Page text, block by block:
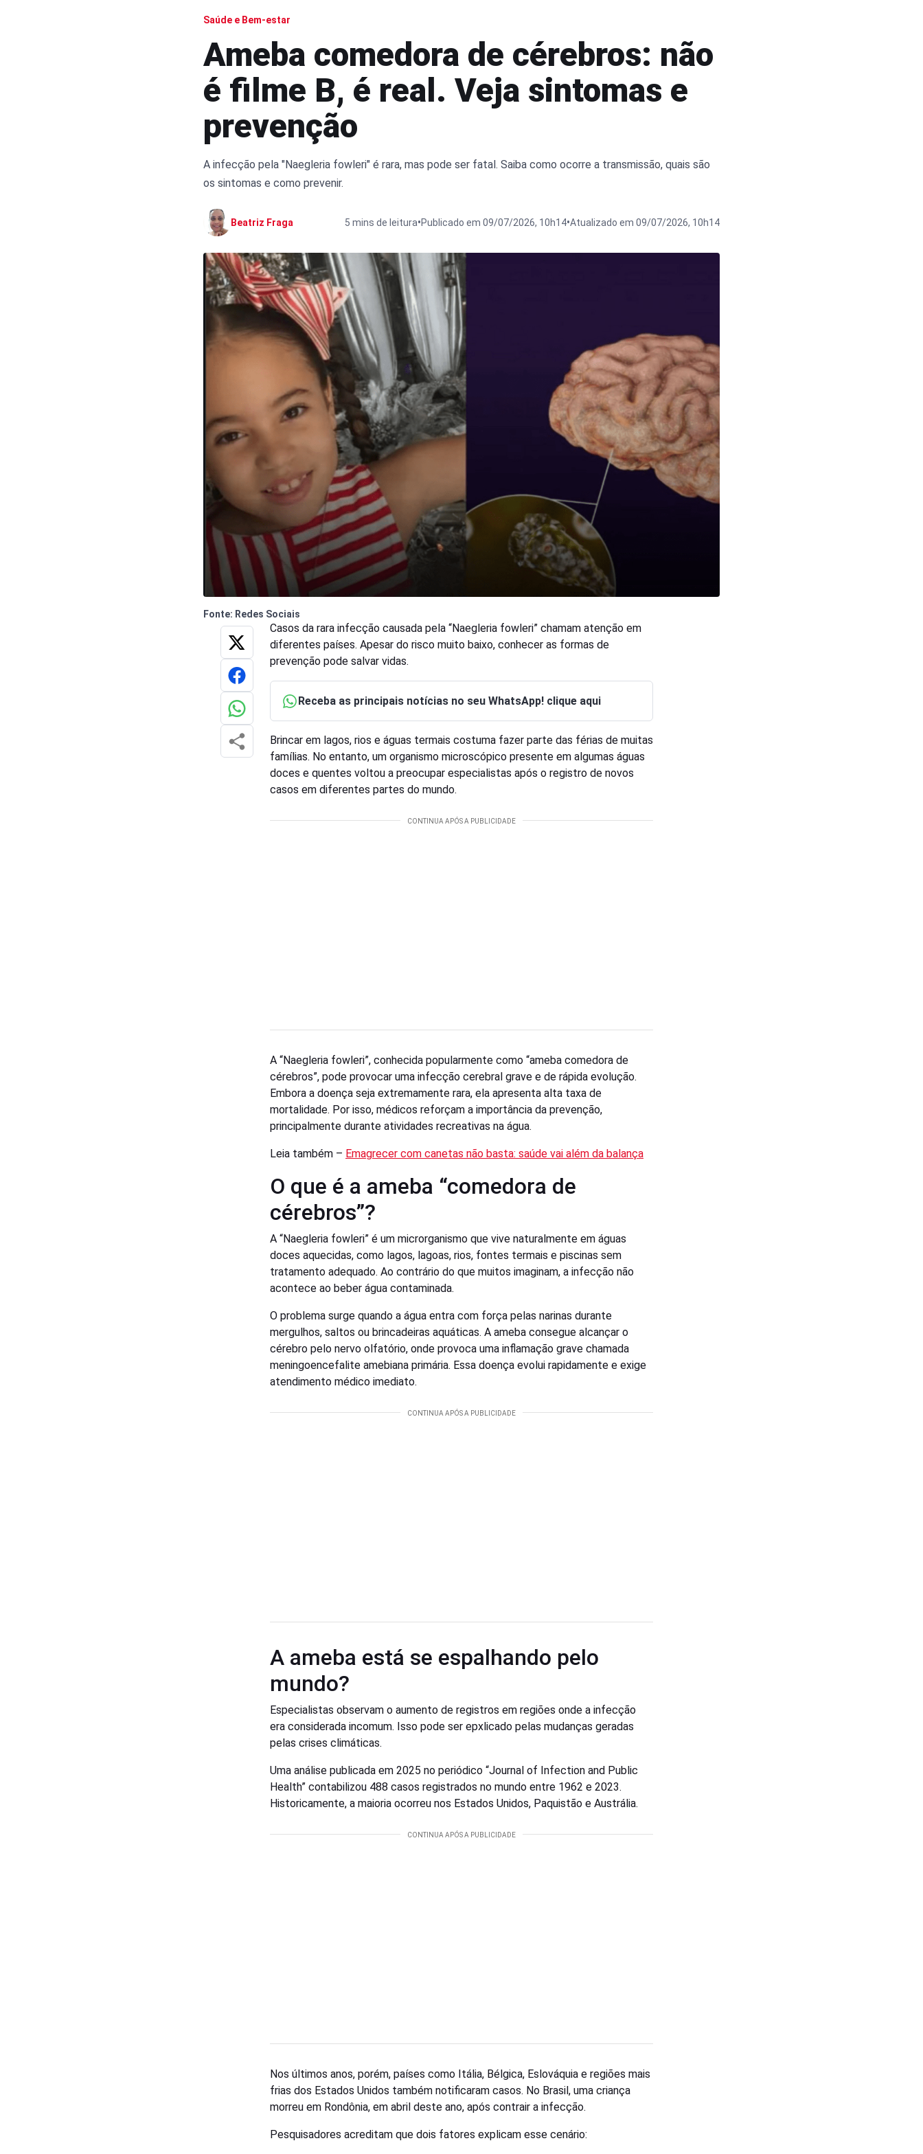
Saúde e Bem-estar
Ameba comedora de cérebros: não
é filme B, é real. Veja sintomas e
prevenção
A infecção pela "Naegleria fowleri" é rara, mas pode ser fatal. Saiba como ocorre a transmissão, quais são
os sintomas e como prevenir.
Beatriz Fraga 5 mins de leitura•Publicado em 09/07/2026, 10h14•Atualizado em 09/07/2026, 10h14
Fonte: Redes Sociais
Casos da rara infecção causada pela “Naegleria fowleri” chamam atenção em
diferentes países. Apesar do risco muito baixo, conhecer as formas de
prevenção pode salvar vidas.
Receba as principais notícias no seu WhatsApp! clique aqui
Brincar em lagos, rios e águas termais costuma fazer parte das férias de muitas
famílias. No entanto, um organismo microscópico presente em algumas águas
doces e quentes voltou a preocupar especialistas após o registro de novos
casos em diferentes partes do mundo.
A “Naegleria fowleri”, conhecida popularmente como “ameba comedora de
cérebros”, pode provocar uma infecção cerebral grave e de rápida evolução.
Embora a doença seja extremamente rara, ela apresenta alta taxa de
mortalidade. Por isso, médicos reforçam a importância da prevenção,
principalmente durante atividades recreativas na água.
Leia também – Emagrecer com canetas não basta: saúde vai além da balança
O que é a ameba “comedora de
cérebros”?
A “Naegleria fowleri” é um microrganismo que vive naturalmente em águas
doces aquecidas, como lagos, lagoas, rios, fontes termais e piscinas sem
tratamento adequado. Ao contrário do que muitos imaginam, a infecção não
acontece ao beber água contaminada.
O problema surge quando a água entra com força pelas narinas durante
mergulhos, saltos ou brincadeiras aquáticas. A ameba consegue alcançar o
cérebro pelo nervo olfatório, onde provoca uma inflamação grave chamada
meningoencefalite amebiana primária. Essa doença evolui rapidamente e exige
atendimento médico imediato.
A ameba está se espalhando pelo
mundo?
Especialistas observam o aumento de registros em regiões onde a infecção
era considerada incomum. Isso pode ser epxlicado pelas mudanças geradas
pelas crises climáticas.
Uma análise publicada em 2025 no periódico “Journal of Infection and Public
Health” contabilizou 488 casos registrados no mundo entre 1962 e 2023.
Historicamente, a maioria ocorreu nos Estados Unidos, Paquistão e Austrália.
Nos últimos anos, porém, países como Itália, Bélgica, Eslováquia e regiões mais
frias dos Estados Unidos também notificaram casos. No Brasil, uma criança
morreu em Rondônia, em abril deste ano, após contrair a infecção.
Pesquisadores acreditam que dois fatores explicam esse cenário: